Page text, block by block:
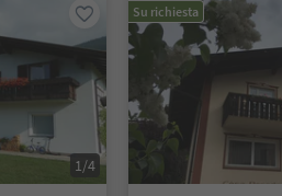
1/4
Su richiesta